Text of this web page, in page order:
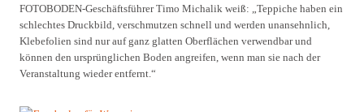
FOTOBODEN-Geschäftsführer Timo Michalik weiß: „Teppiche haben ein
schlechtes Druckbild, verschmutzen schnell und werden unansehnlich,
Klebefolien sind nur auf ganz glatten Oberflächen verwendbar und
können den ursprünglichen Boden angreifen, wenn man sie nach der
Veranstaltung wieder entfernt.“